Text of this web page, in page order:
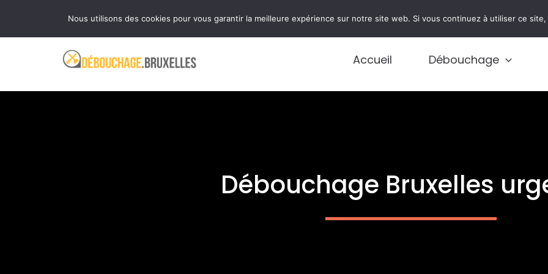
Ouvert 24 heures sur 24 et 7 jours sur 7 0474 77 77 01
Accueil Débouchage
Débouchage Bruxelles
Nous utilisons des cookies pour vous garantir la meilleure expérience sur notre site web. Si vous continuez à utiliser ce